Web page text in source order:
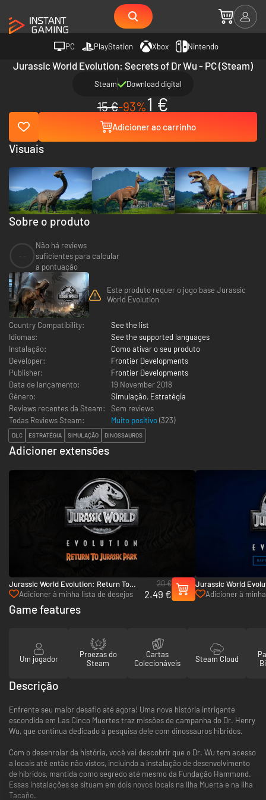
PC PlayStation Xbox Nintendo
Jurassic World Evolution: Secrets of Dr Wu - PC (Steam)
Steam Download digital
15 €-93%1 €
Adicioner ao carrinho
Sobre o produto
Não há reviews
suficientes para calcular
a pontuação
Este produto requer o jogo base Jurassic
World Evolution
Country Compatibility:
See the list
Idiomas:
See the supported languages
Instalação:
Como ativar o seu produto
Developer:
Frontier Developments
Publisher:
Frontier Developments
Data de lançamento:
19 November 2018
Género:
Simulação, Estratégia
Reviews recentes da Steam:
Sem reviews
Todas Reviews Steam:
Muito positivo(323)
DLC ESTRATÉGIA SIMULAÇÃO DINOSSAUROS
Adicioner extensões
Jurassic World Evolution: Return To
Jurassic Park - PC (Steam)
Adicioner à minha lista de desejos
20 €
2.49 €
Jurassic World
Skin Collection - PC
Adicioner à
Visuais
Game features
Um jogador
Proezas do
Steam
Cartas
Colecionáveis
Steam Cloud
Descrição
Enfrente seu maior desafio até agora! Uma nova história intrigante
escondida em Las Cinco Muertes traz missões de campanha do Dr. Henry
Wu, que continua dedicado à pesquisa dele com dinossauros híbridos.
Com o desenrolar da história, você vai descobrir que o Dr. Wu tem acesso
a locais até então não vistos, incluindo a instalação de desenvolvimento
de híbridos, mantida como segredo até mesmo da Fundação Hammond.
Essas instalações se situam em dois novos locais na Ilha Muerta e na Ilha
Tacaño.